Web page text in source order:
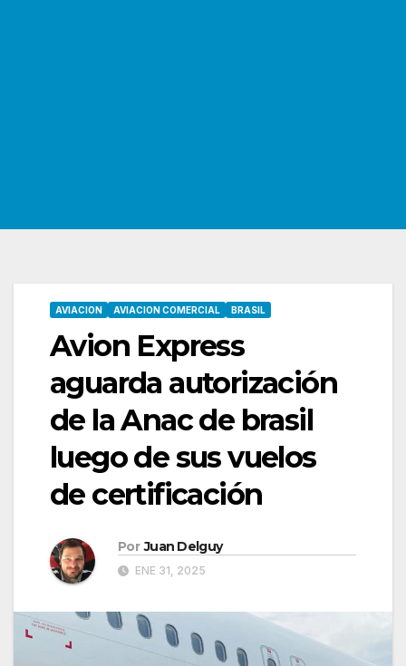
AVIACION AVIACION COMERCIAL BRASIL
Avion Express
aguarda autorización
de la Anac de brasil
luego de sus vuelos
de certificación
Por Juan Delguy
ENE 31, 2025